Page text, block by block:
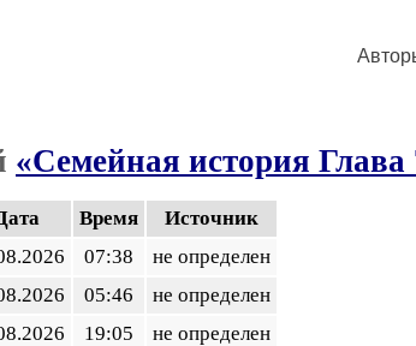
«Семейная история
Время
Источник
07:38
не определен
05:46
не определен
19:05
не определен